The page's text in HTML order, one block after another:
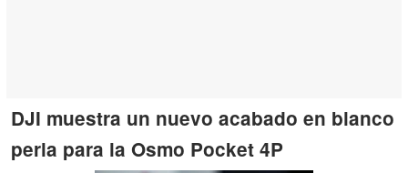
DJI muestra un nuevo acabado en blanco
perla para la Osmo Pocket 4P